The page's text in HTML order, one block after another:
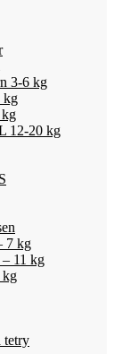
3-6 kg
kg
12-20 kg
7 kg
11 kg
kg
tetry